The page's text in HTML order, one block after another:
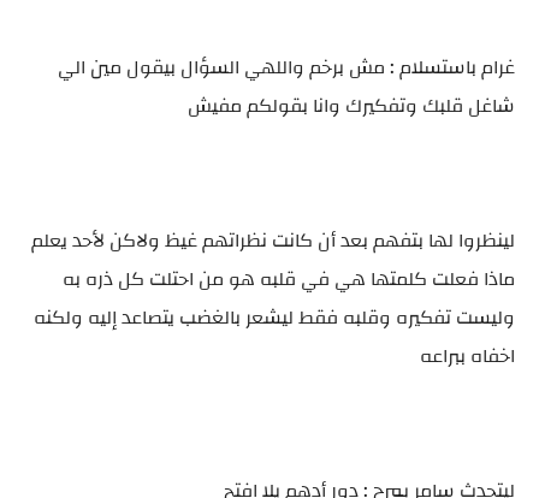
غرام باستسلام : مش برخم واللهي السؤال بيقول مين الي
شاغل قلبك وتفكيرك وانا بقولكم مفيش
لينظروا لها بتفهم بعد أن كانت نظراتهم غيظ ولاكن لأحد يعلم
ماذا فعلت كلمتها هي في قلبه هو من احتلت كل ذره به
وليست تفكيره وقلبه فقط ليشعر بالغضب يتصاعد إليه ولكنه
اخفاه ببراعه
ليتحدث سامر بمرح : دور أدهم يلا افتح